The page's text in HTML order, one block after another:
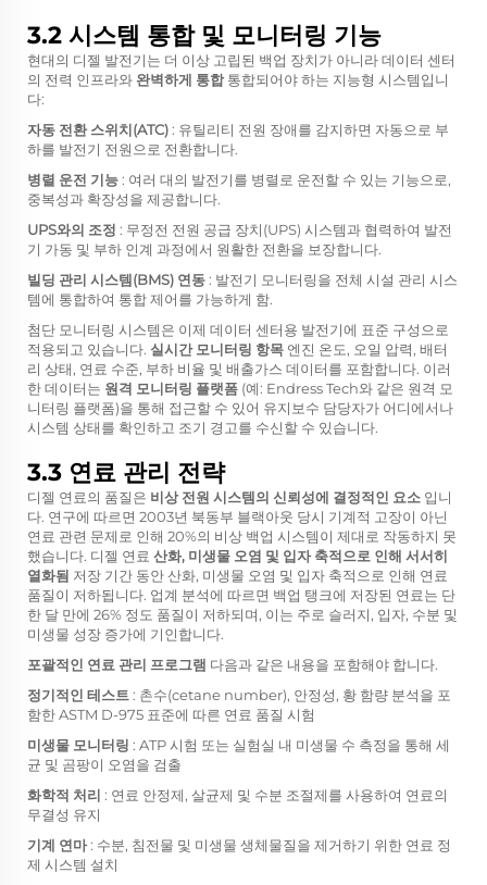
3.2 시스템 통합 및 모니터링 기능
현대의 디젤 발전기는 더 이상 고립된 백업 장치가 아니라 데이터 센터
의 전력 인프라와 완벽하게 통합통합되어야 하는 지능형 시스템입니
다:
자동 전환 스위치(ATC): 유틸리티 전원 장애를 감지하면 자동으로 부
하를 발전기 전원으로 전환합니다.
병렬 운전 기능: 여러 대의 발전기를 병렬로 운전할 수 있는 기능으로,
중복성과 확장성을 제공합니다.
UPS와의 조정 : 무정전 전원 공급 장치(UPS) 시스템과 협력하여 발전
기 가동 및 부하 인계 과정에서 원활한 전환을 보장합니다.
빌딩 관리 시스템(BMS) 연동: 발전기 모니터링을 전체 시설 관리 시스
템에 통합하여 통합 제어를 가능하게 함.
첨단 모니터링 시스템은 이제 데이터 센터용 발전기에 표준 구성으로
적용되고 있습니다. 실시간 모니터링 항목 엔진 온도, 오일 압력, 배터
리 상태, 연료 수준, 부하 비율 및 배출가스 데이터를 포함합니다. 이러
한 데이터는 원격 모니터링 플랫폼 (예: Endress Tech와 같은 원격 모
니터링 플랫폼)을 통해 접근할 수 있어 유지보수 담당자가 어디에서나
시스템 상태를 확인하고 조기 경고를 수신할 수 있습니다.
3.3 연료 관리 전략
디젤 연료의 품질은 비상 전원 시스템의 신뢰성에 결정적인 요소 입니
다. 연구에 따르면 2003년 북동부 블랙아웃 당시 기계적 고장이 아닌
연료 관련 문제로 인해 20%의 비상 백업 시스템이 제대로 작동하지 못
했습니다. 디젤 연료 산화, 미생물 오염 및 입자 축적으로 인해 서서히
열화됨 저장 기간 동안 산화, 미생물 오염 및 입자 축적으로 인해 연료
품질이 저하됩니다. 업계 분석에 따르면 백업 탱크에 저장된 연료는 단
한 달 만에 26% 정도 품질이 저하되며, 이는 주로 슬러지, 입자, 수분 및
미생물 성장 증가에 기인합니다.
포괄적인 연료 관리 프로그램 다음과 같은 내용을 포함해야 합니다.
정기적인 테스트: 촌수(cetane number), 안정성, 황 함량 분석을 포
함한 ASTM D-975 표준에 따른 연료 품질 시험
미생물 모니터링 : ATP 시험 또는 실험실 내 미생물 수 측정을 통해 세
균 및 곰팡이 오염을 검출
화학적 처리 : 연료 안정제, 살균제 및 수분 조절제를 사용하여 연료의
무결성 유지
기계 연마: 수분, 침전물 및 미생물 생체물질을 제거하기 위한 연료 정
제 시스템 설치